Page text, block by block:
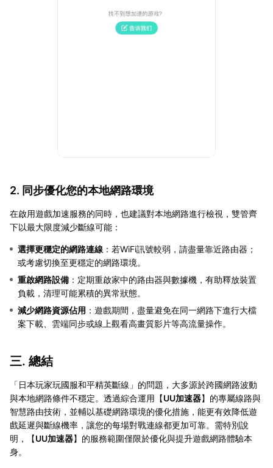
2. 同步優化您的本地網路環境
在啟用遊戲加速服務的同時，也建議對本地網路進行檢視，雙管齊
下以最大限度減少斷線可能：
選擇更穩定的網路連線 ：若WiFi訊號較弱，請盡量靠近路由器；
或考慮切換至更穩定的網路環境。
重啟網路設備 ：定期重啟家中的路由器與數據機，有助釋放裝置
負載，清理可能累積的異常狀態。
減少網路資源佔用 ：遊戲期間，盡量避免在同一網路下進行大檔
案下載、雲端同步或線上觀看高畫質影片等高流量操作。
三. 總結
「日本玩家玩國服和平精英斷線」的問題，大多源於跨國網路波動
與本地網路條件不穩定。透過綜合運用【UU加速器】的專屬線路與
智慧路由技術，並輔以基礎網路環境的優化措施，能更有效降低遊
戲延遲與斷線機率，讓您的每場對戰連線都更加可靠。需特別說
明，【UU加速器】的服務範圍僅限於優化與提升遊戲網路體驗本
身。